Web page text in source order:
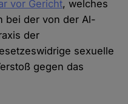
vor Gericht, welches
bei der von der Al-
der
sexuelle
gegen das